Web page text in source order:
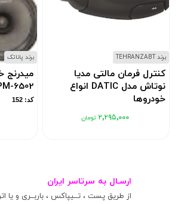
برند TEHRANZABT
کنترل فرمان مالتی مدیا
نوتاش مدل DATIC انواع
خودروها
۲٬۲۹۵٬۰۰۰
برند پاناتک
میدرنج
6502
کد: 152
ارسـال به سرتاسر ایران
از طریق پست ، تــیپاکس ، باربــری و یا